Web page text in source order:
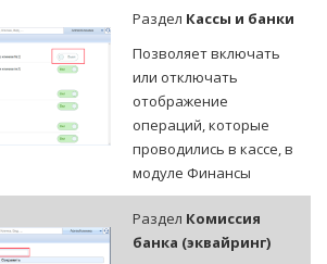
Раздел Кассы и банки
Позволяет включать
или отключать
отображение
операций, которые
проводились в кассе, в
модуле Финансы
Раздел Комиссия
банка (эквайринг)